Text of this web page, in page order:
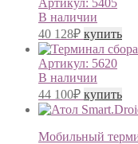
В наличии
40 128₽ купить
Артикул: 5620
В наличии
44 100₽ купить
Мобильный